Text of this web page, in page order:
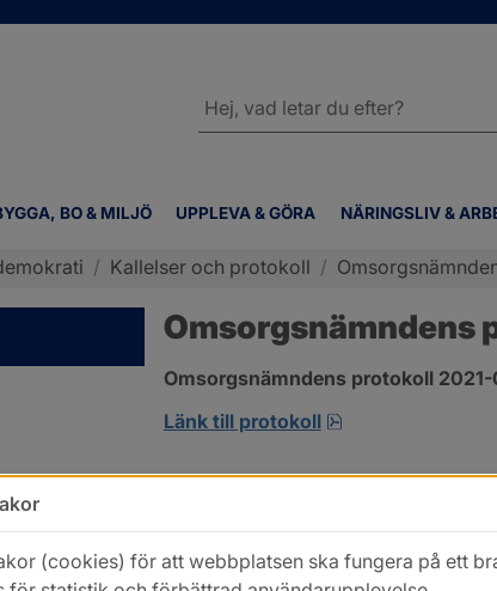
BO & MILJÖ UPPLEVA & GÖRA NÄRINGSLIV &
webbplatsen
/ Kallelser och protokoll /
Omsorgsnämndens
Omsorgsnämndens protokoll
Länk till protokoll
pdf, 303.4 kB,
(cookies) för att webbplatsen ska fungera på ett